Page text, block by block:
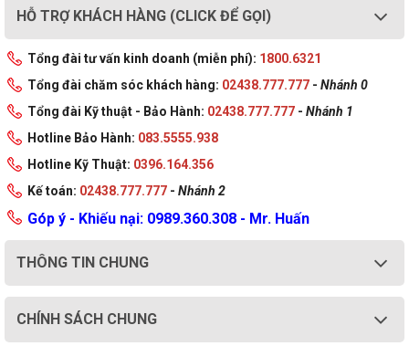
HỖ TRỢ KHÁCH HÀNG (CLICK ĐỂ GỌI)
Tổng đài tư vấn kinh doanh (miễn phí): 1800.6321
Tổng đài chăm sóc khách hàng: 02438.777.777 - Nhánh 0
Tổng đài Kỹ thuật - Bảo Hành: 02438.777.777 - Nhánh 1
Hotline Bảo Hành: 083.5555.938
Hotline Kỹ Thuật: 0396.164.356
Kế toán: 02438.777.777 - Nhánh 2
Góp ý - Khiếu nại: 0989.360.308 - Mr. Huấn
THÔNG TIN CHUNG
CHÍNH SÁCH CHUNG